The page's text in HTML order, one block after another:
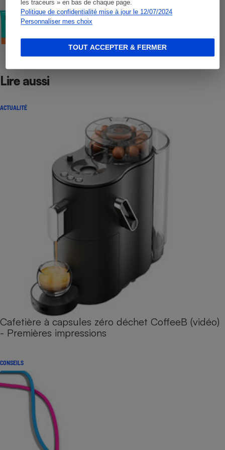
les traceurs » en bas de chaque page.
Politique de confidentialité mise à jour le 12/07/2024
Personnaliser mes choix
TOUT ACCEPTER & FERMER
COMMENT NOUS TESTONS
Crèmes solaires visage - Le protocole
Lire aussi
ACTUALITÉ
Cafetière à capsules zéro déchet CoffeeB (vidéo)
- Premières impressions
CONSEILS